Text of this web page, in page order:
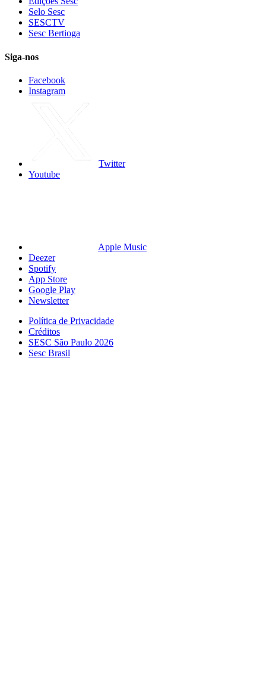
Selo Sesc
SESCTV
Sesc Bertioga
Siga-nos
Facebook
Instagram
Twitter
Youtube
Apple Music
Deezer
Spotify
App Store
Google Play
Newsletter
Política de Privacidade
Créditos
SESC São Paulo 2026
Sesc Brasil